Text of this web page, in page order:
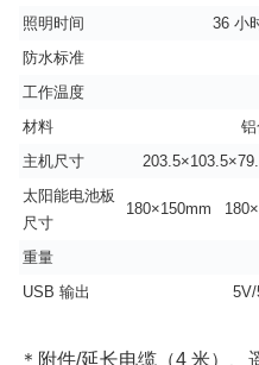
照明时间
36 小
防水标准
工作温度
材料
主机尺寸
太阳能电池板
尺寸
180×150mm
重量
USB 输出
5V/
＊附件/延长电缆（4 米）